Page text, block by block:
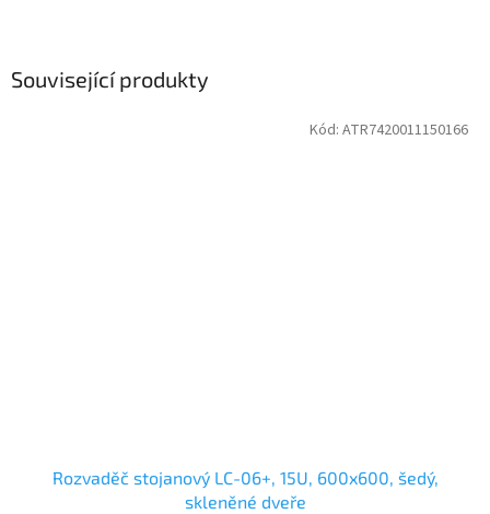
Související produkty
Rozvaděč stojanový LC-06+, 15U, 600x600, šedý,
skleněné dveře
Kód: ATR7420011150166